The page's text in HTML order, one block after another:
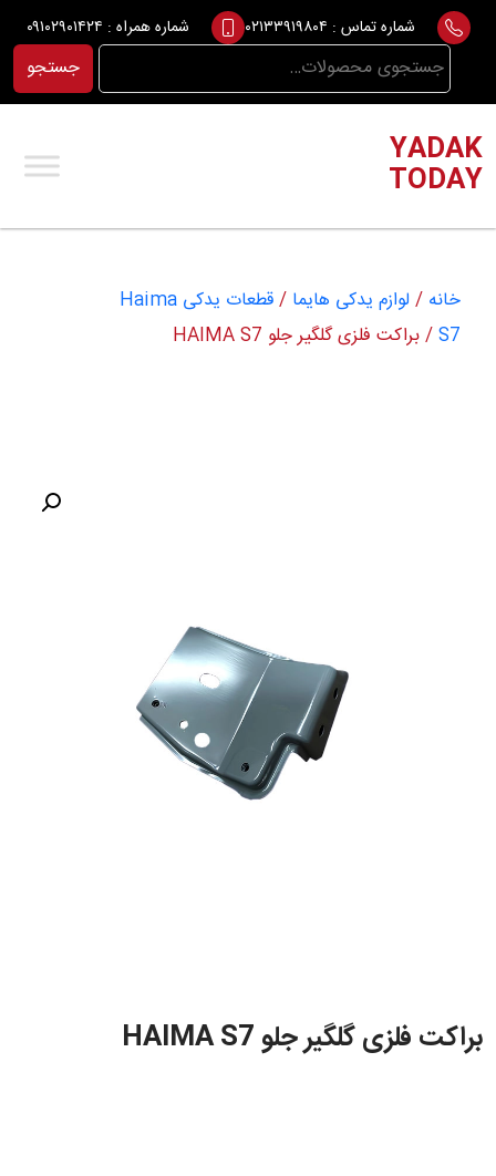
Skip
content
شماره تماس : ۰۲۱۳۳۹۱۹۸۰۴ شماره همراه : ۰۹۱۰۲۹۰۱۴۲۴
جستجو
برای:
جستجو
YADAK
TODAY
خانه / لوازم یدکی هایما /
قطعات یدکی Haima
S7/ براکت فلزی گلگیر جلو HAIMA S7
براکت فلزی گلگیر جلو HAIMA S7